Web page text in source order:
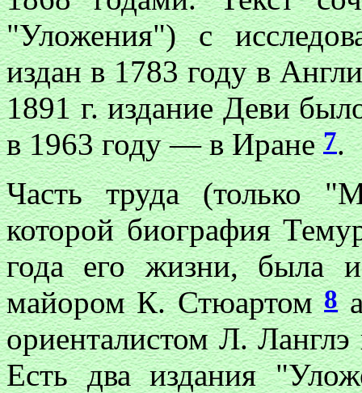
"Уложения") с
издан в 1783 году в
1891 г. издание Деви
в 1963 году — в Иране7.
Часть труда (только
которой биография
года его жизни, была
майором К. Стюартом8а
ориенталистом Л.
Есть два издания